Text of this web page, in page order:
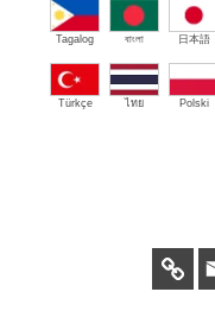
日本語
বাংলা
Tagalog
Polski
ไทย
Türkçe